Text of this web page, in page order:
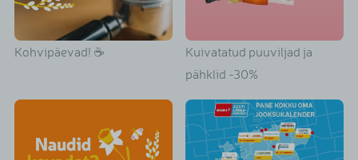
Kohvipäevad! ☕
Kuivatatud puuviljad ja
pähklid -30%